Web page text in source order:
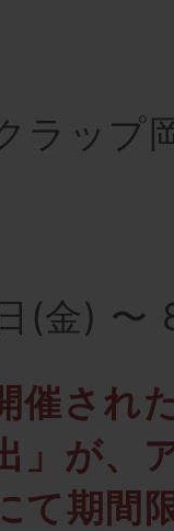
ラップ
(金) 〜
催され
」が、
て期間